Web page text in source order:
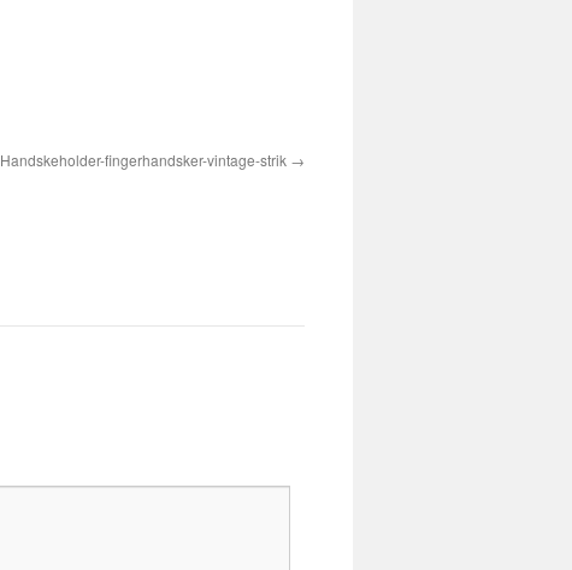
Handskeholder-fingerhandsker-vintage-strik